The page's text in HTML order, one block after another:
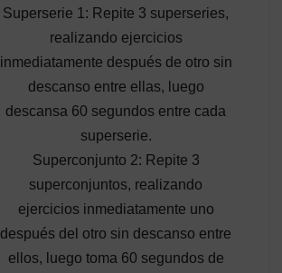
Superserie 1: Repite 3 superseries,
realizando ejercicios
inmediatamente después de otro sin
descanso entre ellas, luego
descansa 60 segundos entre cada
superserie.
Superconjunto 2: Repite 3
superconjuntos, realizando
ejercicios inmediatamente uno
después del otro sin descanso entre
ellos, luego toma 60 segundos de